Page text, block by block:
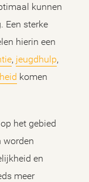
kunnen
Een sterke
hierin een
, jeugdhulp,
komen
het gebied
worden
en
meer